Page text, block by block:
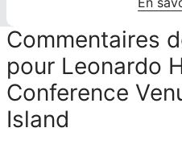
Commentaires
pour Leonardo
Conference
Island